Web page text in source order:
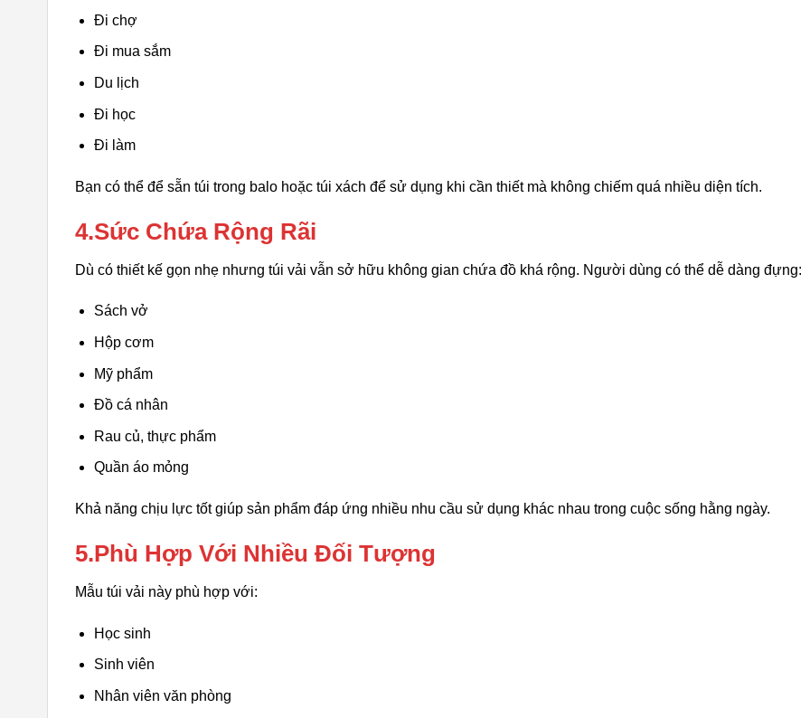
Đi chợ
Đi mua sắm
Du lịch
Đi học
Đi làm
Bạn có thể để sẵn túi trong balo hoặc túi xách để sử dụng khi cần thiết mà không chiếm quá nhiều diện tích.
4.Sức Chứa Rộng Rãi
Dù có thiết kế gọn nhẹ nhưng túi vải vẫn sở hữu không gian chứa đồ khá rộng. Người dùng có thể dễ dàng đựng:
Sách vở
Hộp cơm
Mỹ phẩm
Đồ cá nhân
Rau củ, thực phẩm
Quần áo mỏng
Khả năng chịu lực tốt giúp sản phẩm đáp ứng nhiều nhu cầu sử dụng khác nhau trong cuộc sống hằng ngày.
5.Phù Hợp Với Nhiều Đối Tượng
Mẫu túi vải này phù hợp với:
Học sinh
Sinh viên
Nhân viên văn phòng